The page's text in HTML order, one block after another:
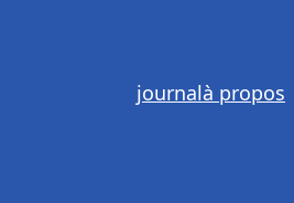
journalà propos